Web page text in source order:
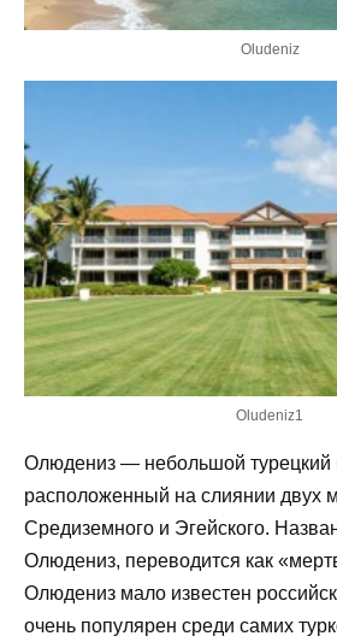
Oludeniz
Oludeniz1
Олюдениз — небольшой турецкий
расположенный на слиянии двух
Средиземного и Эгейского.
Олюдениз, переводится как
Олюдениз мало известен
очень популярен среди самих